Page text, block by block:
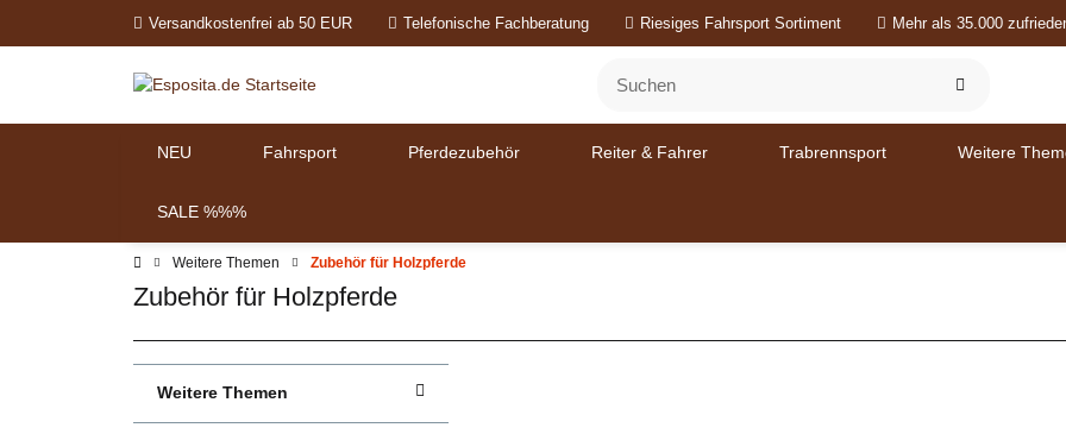
Versandkostenfrei ab 50 EUR Telefonische Fachberatung Riesiges Fahrsport Sortiment Mehr als 35.000
NEU Fahrsport Pferdezubehör Reiter & Fahrer Trabrennsport Weitere
SALE %%%
Weitere Themen Zubehör für Holzpferde
Zubehör für Holzpferde
Weitere Themen